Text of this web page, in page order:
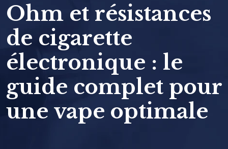
Ohm et résistances
de cigarette
électronique : le
guide complet pour
une vape optimale